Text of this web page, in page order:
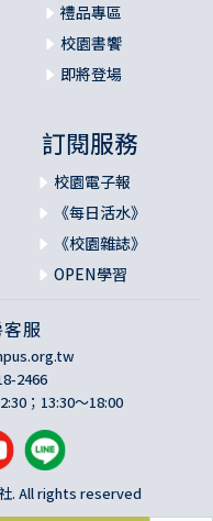
禮品專區
校園書饗
即將登場
訂閱服務
校園電子報
《每日活水》
《校園雜誌》
OPEN學習
服
2466
；13:30～18:00
. All rights reserved